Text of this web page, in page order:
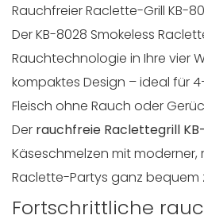
Rauchfreier Raclette-Grill KB-
Der KB-8028 Smokeless
Rauchtechnologie in Ihre vier
kompaktes Design – ideal für
Fleisch ohne Rauch oder
Der rauchfreie Raclettegrill
Käseschmelzen mit
Raclette-Partys ganz bequem
Fortschrittliche